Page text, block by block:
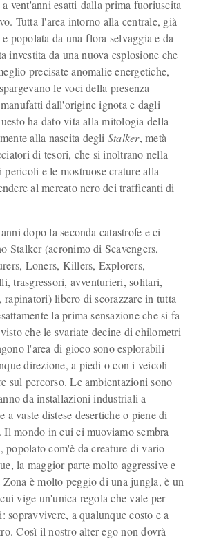
vent'anni esatti dalla prima fuoriuscita
Tutta l'area intorno alla centrale, già
popolata da una flora selvaggia e da
investita da una nuova esplosione che
precisate anomalie energetiche,
le voci della presenza
dall'origine ignota e dagli
ha dato vita alla mitologia della
alla nascita degli Stalker, metà
di tesori, che si inoltrano nella
e le mostruose crature alla
al mercato nero dei trafficanti di
dopo la seconda catastrofe e ci
Stalker (acronimo di Scavengers,
Loners, Killers, Explorers,
trasgressori, avventurieri, solitari,
rapinatori) libero di scorazzare in tutta
la prima sensazione che si fa
che le svariate decine di chilometri
l'area di gioco sono esplorabili
direzione, a piedi o con i veicoli
sul percorso. Le ambientazioni sono
da installazioni industriali a
a vaste distese desertiche o piene di
Il mondo in cui ci muoviamo sembra
com'è da creature di vario
la maggior parte molto aggressive e
Zona è molto peggio di una jungla, è un
vige un'unica regola che vale per
sopravvivere, a qualunque costo e a
Così il nostro alter ego non dovrà